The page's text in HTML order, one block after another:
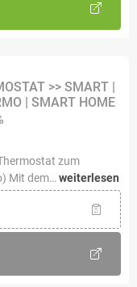
>> SMART |
| SMART HOME
zum
Mit dem… weiterlesen